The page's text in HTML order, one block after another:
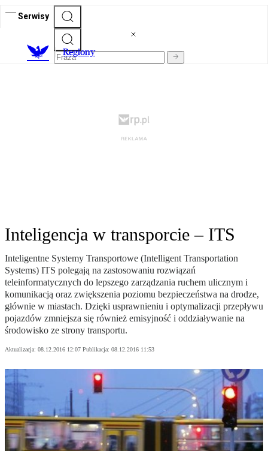
Serwisy
Regiony
Inteligencja w transporcie – ITS
Inteligentne Systemy Transportowe (Intelligent Transportation
Systems) ITS polegają na zastosowaniu rozwiązań
teleinformatycznych do lepszego zarządzania ruchem ulicznym i
komunikacją oraz zwiększenia poziomu bezpieczeństwa na drodze,
głównie w miastach. Dzięki usprawnieniu i optymalizacji przepływu
pojazdów zmniejsza się również emisyjność i oddziaływanie na
środowisko ze strony transportu.
Aktualizacja: 08.12.2016 12:07 Publikacja: 08.12.2016 11:53